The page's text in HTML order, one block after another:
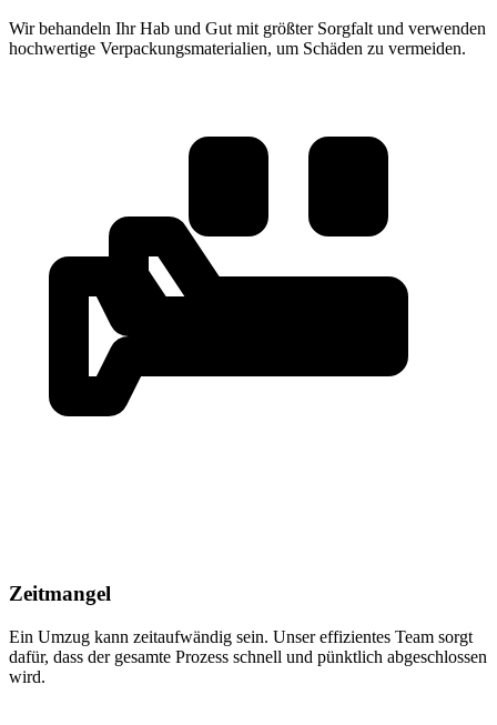
Wir behandeln Ihr Hab und Gut mit größter Sorgfalt und verwenden
hochwertige Verpackungsmaterialien, um Schäden zu vermeiden.
Zeitmangel
Ein Umzug kann zeitaufwändig sein. Unser effizientes Team sorgt
dafür, dass der gesamte Prozess schnell und pünktlich abgeschlossen
wird.